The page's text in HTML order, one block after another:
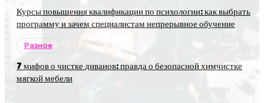
Курсы повышения квалификации по психологии: как выбрать
программу и зачем специалистам непрерывное обучение
Разное
7 мифов о чистке диванов: правда о безопасной химчистке
мягкой мебели